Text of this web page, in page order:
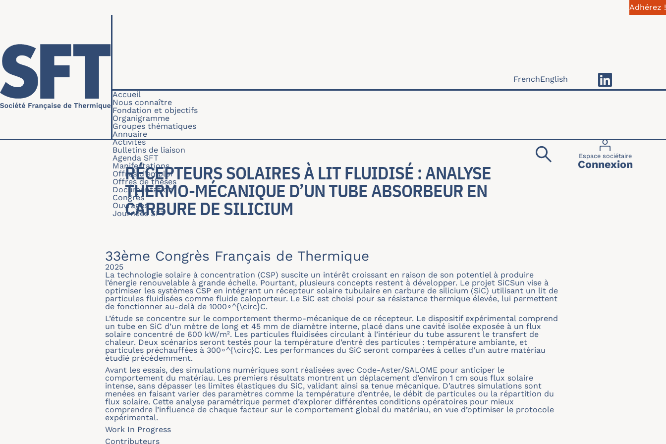
Adhérez !
Navigation principale
Accueil
Nous connaître
Fondation et objectifs
Organigramme
Groupes thématiques
Annuaire
Activités
Bulletins de liaison
Agenda SFT
Manifestations
Offres d'emploi
Offres de thèses
Documentation
Congrès
Ouvrages
Journées SFT
Menu du
Espace sociétaire
Connexion
FrenchEnglish
RÉCEPTEURS SOLAIRES À LIT FLUIDISÉ : ANALYSE
THERMO-MÉCANIQUE D’UN TUBE ABSORBEUR EN
CARBURE DE SILICIUM
33ème Congrès Français de Thermique
2025
La technologie solaire à concentration (CSP) suscite un intérêt croissant en raison de son potentiel à produire
l’énergie renouvelable à grande échelle. Pourtant, plusieurs concepts restent à développer. Le projet SiCSun vise à
optimiser les systèmes CSP en intégrant un récepteur solaire tubulaire en carbure de silicium (SiC) utilisant un lit de
particules fluidisées comme fluide caloporteur. Le SiC est choisi pour sa résistance thermique élevée, lui permettent
de fonctionner au-delà de 1000∘^{\circ}C.
L’étude se concentre sur le comportement thermo-mécanique de ce récepteur. Le dispositif expérimental comprend
un tube en SiC d’un mètre de long et 45 mm de diamètre interne, placé dans une cavité isolée exposée à un flux
solaire concentré de 600 kW/m². Les particules fluidisées circulant à l’intérieur du tube assurent le transfert de
chaleur. Deux scénarios seront testés pour la température d’entré des particules : température ambiante, et
particules préchauffées à 300∘^{\circ}C. Les performances du SiC seront comparées à celles d’un autre matériau
étudié précédemment.
Avant les essais, des simulations numériques sont réalisées avec Code-Aster/SALOME pour anticiper le
comportement du matériau. Les premiers résultats montrent un déplacement d’environ 1 cm sous flux solaire
intense, sans dépasser les limites élastiques du SiC, validant ainsi sa tenue mécanique. D’autres simulations sont
menées en faisant varier des paramètres comme la température d’entrée, le débit de particules ou la répartition du
flux solaire. Cette analyse paramétrique permet d’explorer différentes conditions opératoires pour mieux
comprendre l’influence de chaque facteur sur le comportement global du matériau, en vue d’optimiser le protocole
expérimental.
Work In Progress
Contributeurs